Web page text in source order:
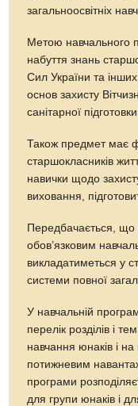
загальноосвітніх
Метою навчального
набуття знань
Сил України та
основ захисту
санітарної підготовки.
Також предмет має
старшокласників
навички щодо
виховання,
Передбачається, що
обов’язковим
викладатиметься у
системи повної
У навчальній
перелік розділів і
навчання юнаків і на
потижневим
програми
для групи юнаків і